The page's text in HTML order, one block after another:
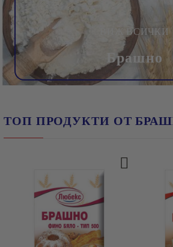
Брашно
ВИЖ ВСИЧКИ
ТОП ПРОДУКТИ ОТ